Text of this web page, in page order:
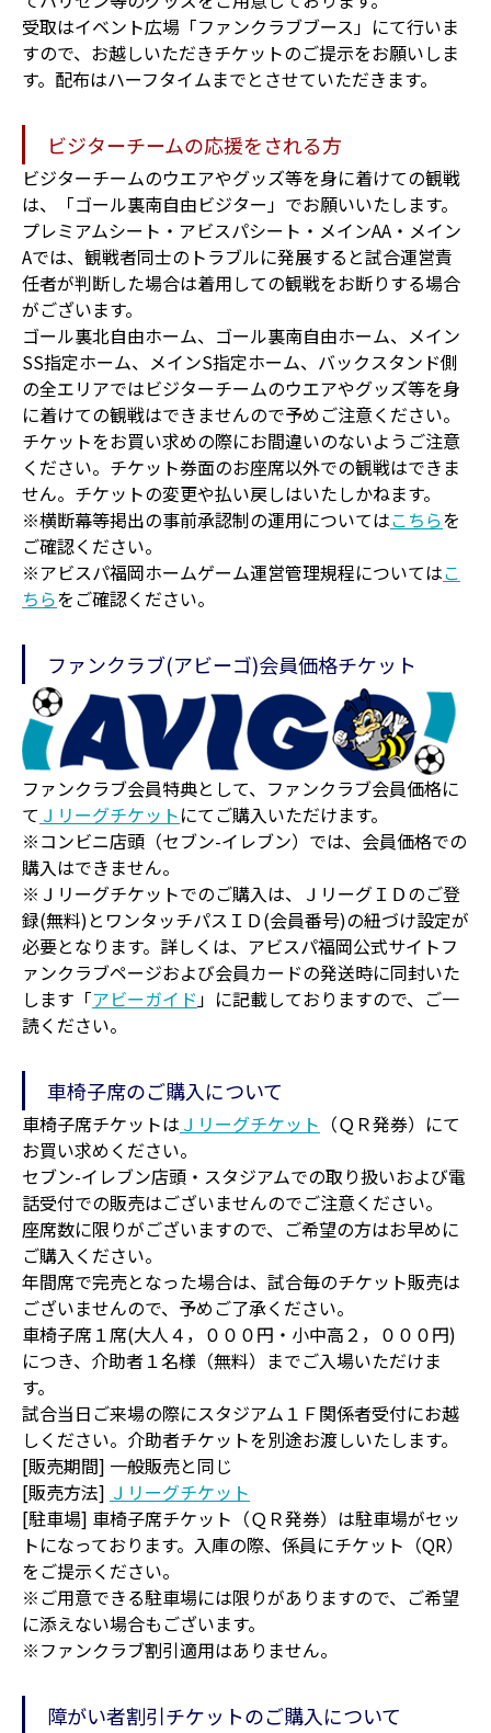
受取はイベント広場「ファンクラブブース」にて行いま
すので、お越しいただきチケットのご提示をお願いしま
す。配布はハーフタイムまでとさせていただきます。
ビジターチームの応援をされる方
ビジターチームのウエアやグッズ等を身に着けての観戦
は、「ゴール裏南自由ビジター」でお願いいたします。
プレミアムシート・アビスパシート・メインAA・メイン
Aでは、観戦者同士のトラブルに発展すると試合運営責
任者が判断した場合は着用しての観戦をお断りする場合
がございます。
ゴール裏北自由ホーム、ゴール裏南自由ホーム、メイン
SS指定ホーム、メインS指定ホーム、バックスタンド側
の全エリアではビジターチームのウエアやグッズ等を身
に着けての観戦はできませんので予めご注意ください。
チケットをお買い求めの際にお間違いのないようご注意
ください。チケット券面のお座席以外での観戦はできま
せん。チケットの変更や払い戻しはいたしかねます。
※横断幕等掲出の事前承認制の運用についてはこちらを
ご確認ください。
※アビスパ福岡ホームゲーム運営管理規程についてはこ
ちらをご確認ください。
ファンクラブ(アビーゴ)会員価格チケット
ファンクラブ会員特典として、ファンクラブ会員価格に
て Ｊリーグチケットにてご購入いただけます。
※コンビニ店頭（セブン-イレブン）では、会員価格での
購入はできません。
※Ｊリーグチケットでのご購入は、ＪリーグＩＤのご登
録(無料)とワンタッチパスＩＤ(会員番号)の紐づけ設定が
必要となります。詳しくは、アビスパ福岡公式サイトフ
ァンクラブページおよび会員カードの発送時に同封いた
します「アビーガイド」に記載しておりますので、ご一
読ください。
車椅子席のご購入について
車椅子席チケットは Ｊリーグチケット （ＱＲ発券）にて
お買い求めください。
セブン-イレブン店頭・スタジアムでの取り扱いおよび電
話受付での販売はございませんのでご注意ください。
座席数に限りがございますので、ご希望の方はお早めに
ご購入ください。
年間席で完売となった場合は、試合毎のチケット販売は
ございませんので、予めご了承ください。
車椅子席１席(大人４，０００円・小中高２，０００円)
につき、介助者１名様（無料）までご入場いただけま
す。
試合当日ご来場の際にスタジアム１Ｆ関係者受付にお越
しください。介助者チケットを別途お渡しいたします。
[販売期間] 一般販売と同じ
[販売方法] Ｊリーグチケット
[駐車場] 車椅子席チケット（ＱＲ発券）は駐車場がセッ
トになっております。入庫の際、係員にチケット（QR）
をご提示ください。
※ご用意できる駐車場には限りがありますので、ご希望
に添えない場合もございます。
※ファンクラブ割引適用はありません。
障がい者割引チケットのご購入について